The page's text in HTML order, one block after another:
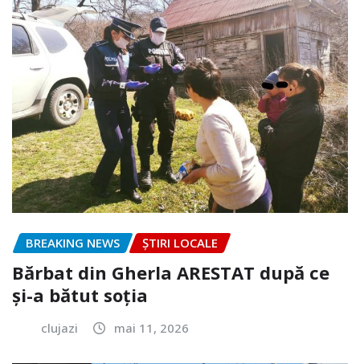
BREAKING NEWS ȘTIRI LOCALE
Bărbat din Gherla ARESTAT după ce
și-a bătut soția
clujazi mai 11, 2026